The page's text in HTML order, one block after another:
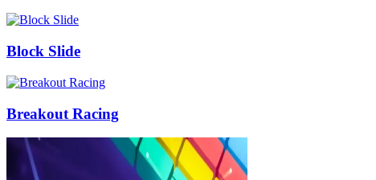
Block Slide
Breakout Racing